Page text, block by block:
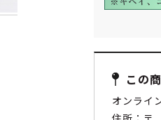
この
オンライ